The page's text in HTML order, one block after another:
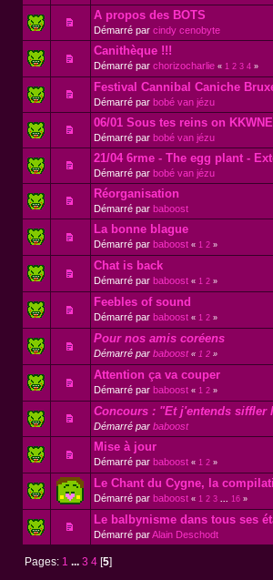
A propos des BOTS
Démarré par cindy cenobyte
Canithèque !!!
Démarré par chorizocharlie « 1 2 3 4»
Festival Cannibal Caniche
Démarré par bobé van jézu
06/01 Sous tes reins on
Démarré par bobé van jézu
21/04 6rme - The egg plant -
Démarré par bobé van jézu
Réorganisation
Démarré par baboost
La bonne blague
Démarré par baboost « 1 2»
Chat is back
Démarré par baboost « 1 2»
Feebles of sound
Démarré par baboost « 1 2»
Pour nos amis coréens
Démarré par baboost « 1 2»
Attention ça va couper
Démarré par baboost « 1 2»
Concours : "Et j'entends siffler
Démarré par baboost
Mise à jour
Démarré par baboost « 1 2»
Le Chant du Cygne, la
Démarré par baboost « 1 2 3 ... 16»
Le balbynisme dans tous ses
Démarré parAlain Deschodt
Pages: 1 ...3 4 [5]